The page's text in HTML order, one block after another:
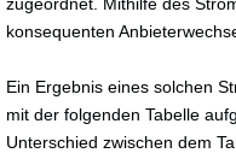
konsequenten
Ein Ergebnis eines solchen
mit der folgenden Tabelle
Unterschied zwischen dem